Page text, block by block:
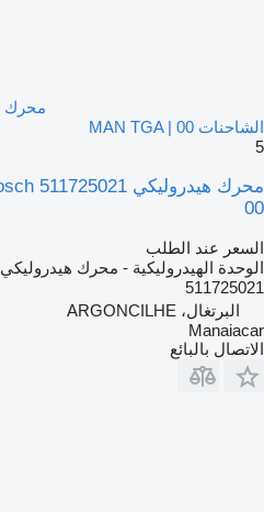
الشاحنات MAN TGA | 00
5
00
السعر عند الطلب
الوحدة الهيدروليكية - محرك هيدروليكي
511725021
البرتغال، ARGONCILHE
Manaiacar
الاتصال بالبائع